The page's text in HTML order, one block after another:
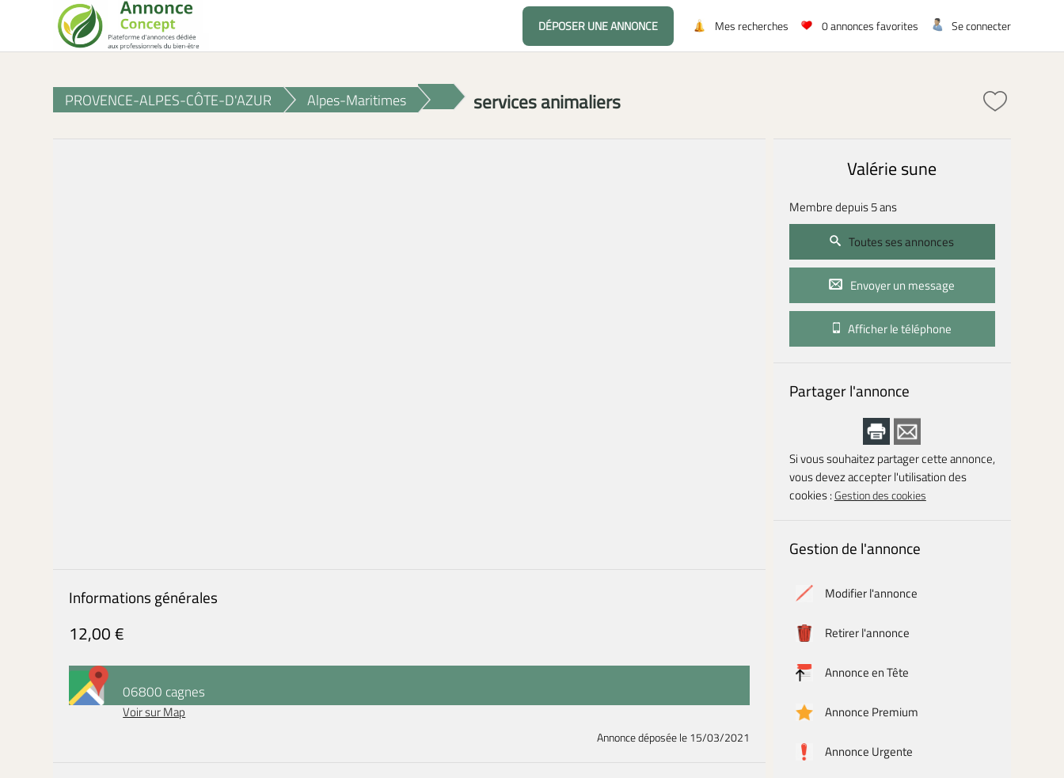
DÉPOSER UNE ANNONCE Mes recherches 0annonces favorites Se connecter
PROVENCE-ALPES-CÔTE-D'AZUR Alpes-Maritimes services animaliers
Informations générales
12,00 €
06800 cagnes
Voir sur Map
Annonce déposéele 15/03/2021
Valérie sune
Membre depuis 5 ans
Toutes ses annonces
Envoyer un message
Afficher le téléphone
Partager l'annonce
Si vous souhaitez partager cette annonce,
vous devez accepter l'utilisation des
cookies :Gestion des cookies
Gestion de l'annonce
Modifier l'annonce
Retirer l'annonce
Annonce en Tête
Annonce Premium
Annonce Urgente